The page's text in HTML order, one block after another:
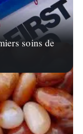
soins de